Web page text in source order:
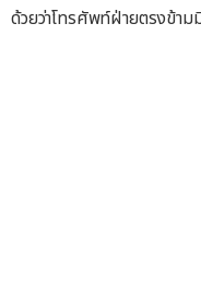
ด้วยว่าโทรศัพท์ฝ่ายตรงข้า